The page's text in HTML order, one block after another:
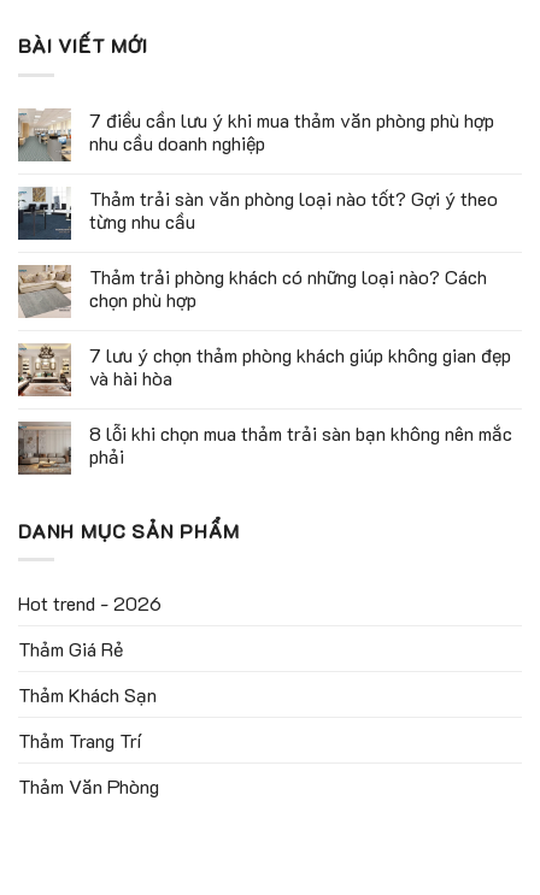
BÀI VIẾT MỚI
7 điều cần lưu ý khi mua thảm văn phòng phù hợp
nhu cầu doanh nghiệp
Thảm trải sàn văn phòng loại nào tốt? Gợi ý theo
từng nhu cầu
Thảm trải phòng khách có những loại nào? Cách
chọn phù hợp
7 lưu ý chọn thảm phòng khách giúp không gian đẹp
và hài hòa
8 lỗi khi chọn mua thảm trải sàn bạn không nên mắc
phải
DANH MỤC SẢN PHẨM
Hot trend - 2026
Thảm Giá Rẻ
Thảm Khách Sạn
Thảm Trang Trí
Thảm Văn Phòng